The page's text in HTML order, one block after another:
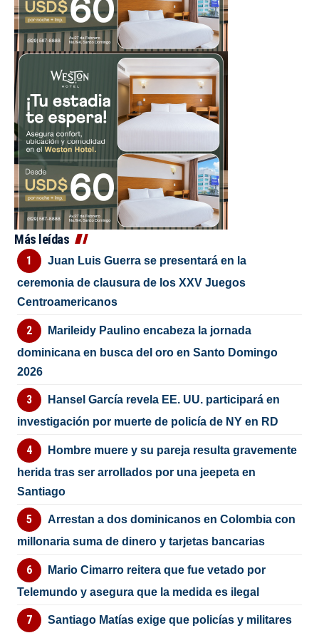
Más leídas
Juan Luis Guerra se presentará en la
ceremonia de clausura de los XXV Juegos
Centroamericanos
Marileidy Paulino encabeza la jornada
dominicana en busca del oro en Santo Domingo
2026
Hansel García revela EE. UU. participará en
investigación por muerte de policía de NY en RD
Hombre muere y su pareja resulta gravemente
herida tras ser arrollados por una jeepeta en
Santiago
Arrestan a dos dominicanos en Colombia con
millonaria suma de dinero y tarjetas bancarias
Mario Cimarro reitera que fue vetado por
Telemundo y asegura que la medida es ilegal
Santiago Matías exige que policías y militares